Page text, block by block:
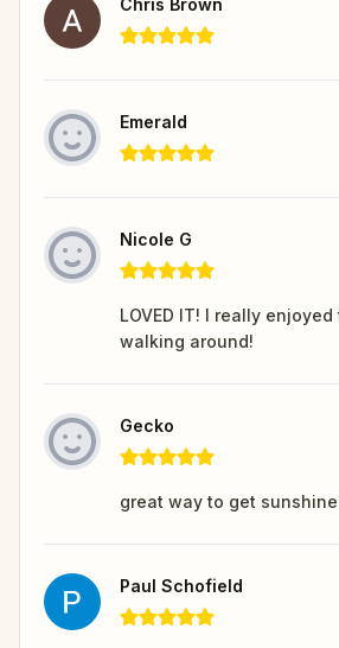
Emerald
Nicole G
LOVED IT! I really
walking around!
Gecko
great way to get
Paul Schofield